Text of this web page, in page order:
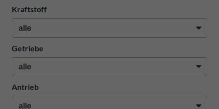
Kraftstoff
Getriebe
Antrieb